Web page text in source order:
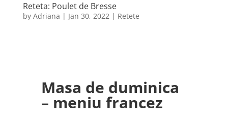
Reteta: Poulet de Bresse
by Adriana | Jan 30, 2022| Retete
Masa de duminica
– meniu francez